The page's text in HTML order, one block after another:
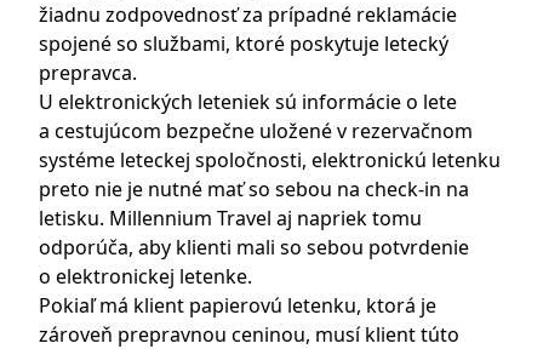
žiadnu zodpovednosť za prípadné reklamácie
spojené so službami, ktoré poskytuje letecký
prepravca.
U elektronických leteniek sú informácie o lete
a cestujúcom bezpečne uložené v rezervačnom
systéme leteckej spoločnosti, elektronickú letenku
preto nie je nutné mať so sebou na check-in na
letisku. Millennium Travel aj napriek tomu
odporúča, aby klienti mali so sebou potvrdenie
o elektronickej letenke.
Pokiaľ má klient papierovú letenku, ktorá je
zároveň prepravnou ceninou, musí klient túto